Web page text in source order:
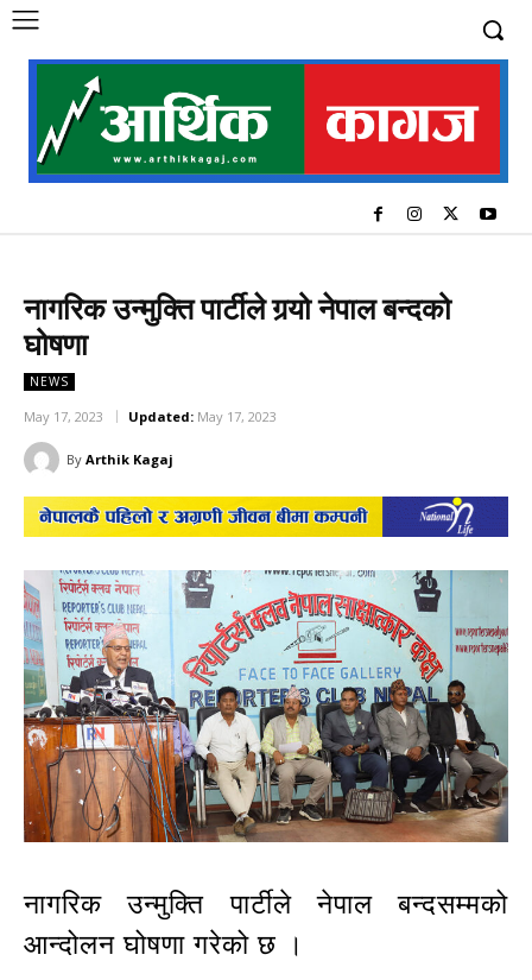
नागरिक उन्मुक्ति पार्टीले गर्‍यो नेपाल बन्दको
घोषणा
NEWS
May 17, 2023 Updated: May 17, 2023
By Arthik Kagaj
नागरिक उन्मुक्ति पार्टीले नेपाल बन्दसम्मको
आन्दोलन घोषणा गरेको छ ।